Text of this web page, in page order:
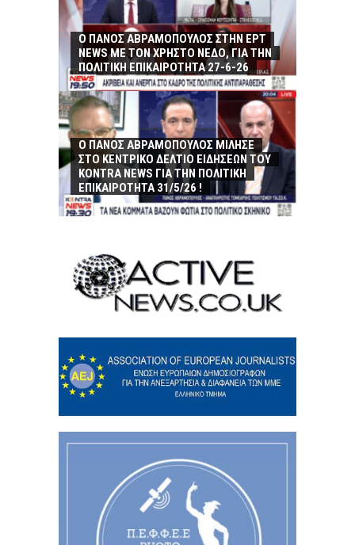
Ο ΠΑΝΟΣ ΑΒΡΑΜΟΠΟΥΛΟΣ ΣΤΗΝ ΕΡΤ
NEWS ΜΕ ΤΟΝ ΧΡΗΣΤΟ ΝΕΔΟ, ΓΙΑ ΤΗΝ
ΠΟΛΙΤΙΚΗ ΕΠΙΚΑΙΡΟΤΗΤΑ 27-6-26
Ο ΠΑΝΟΣ ΑΒΡΑΜΟΠΟΥΛΟΣ ΜΙΛΗΣΕ
ΣΤΟ ΚΕΝΤΡΙΚΟ ΔΕΛΤΙΟ ΕΙΔΗΣΕΩΝ ΤΟΥ
KONTRA NEWS ΓΙΑ ΤΗΝ ΠΟΛΙΤΙΚΗ
ΕΠΙΚΑΙΡΟΤΗΤΑ 31/5/26 !